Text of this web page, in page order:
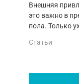
Внешняя
это важно в
пола. Только
Статьи